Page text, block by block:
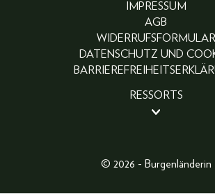
IMPRESSUM
AGB
WIDERRUFSFORMULAR
DATENSCHUTZ UND
RESSORTS
FASHION
© 2026 - Burgenländerin